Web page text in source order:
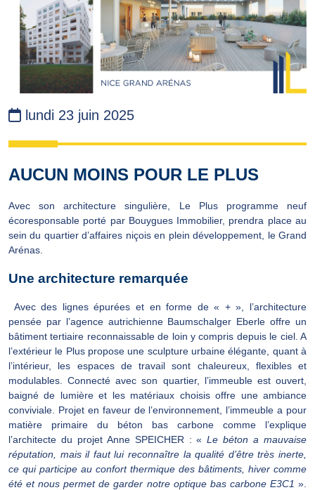
lundi 23 juin 2025
AUCUN MOINS POUR LE PLUS
Avec son architecture singulière, Le Plus programme neuf
écoresponsable porté par Bouygues Immobilier, prendra place au
sein du quartier d’affaires niçois en plein développement, le Grand
Arénas.
Une architecture remarquée
Avec des lignes épurées et en forme de « + », l’architecture
pensée par l’agence autrichienne Baumschalger Eberle offre un
bâtiment tertiaire reconnaissable de loin y compris depuis le ciel. A
l’extérieur le Plus propose une sculpture urbaine élégante, quant à
l’intérieur, les espaces de travail sont chaleureux, flexibles et
modulables. Connecté avec son quartier, l’immeuble est ouvert,
baigné de lumière et les matériaux choisis offre une ambiance
conviviale. Projet en faveur de l’environnement, l’immeuble a pour
matière primaire du béton bas carbone comme l’explique
l’architecte du projet Anne SPEICHER : «Le béton a mauvaise
réputation, mais il faut lui reconnaître la qualité d’être très inerte,
ce qui participe au confort thermique des bâtiments, hiver comme
été et nous permet de garder notre optique bas carbone E3C1 ».